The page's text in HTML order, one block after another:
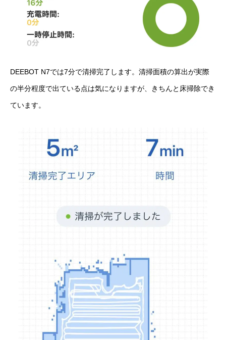
DEEBOT N7では7分で清掃完了します。清掃面積の算出が実際
の半分程度で出ている点は気になりますが、きちんと床掃除でき
ています。